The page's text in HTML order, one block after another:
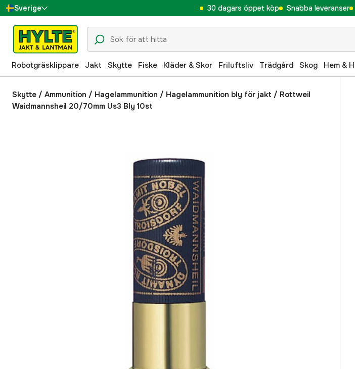
Sverige
Danmark
Suomi
Norge
Deutschland
30 dagars öppet köp Snabba leveranser
Robotgräsklippare Jakt Skytte Fiske Kläder & Skor Friluftsliv Trädgård Skog Hem &
Skytte / Ammunition / Hagelammunition / Hagelammunition bly för jakt / Rottweil
Waidmannsheil 20/70mm Us3 Bly 10st